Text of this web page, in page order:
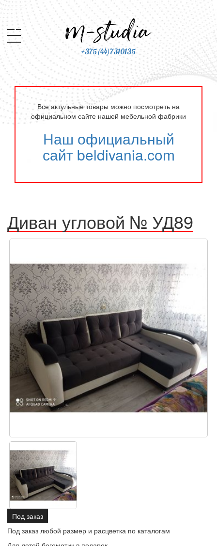
+375(44)7310135
Все актульные товары можно посмотреть на
официальном сайте нашей мебельной фабрики
Наш официальный
сайт beldivania.com
Диван угловой № УД89
Под заказ
Под заказ любой размер и расцветка по каталогам